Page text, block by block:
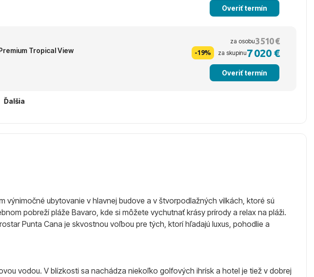
Overiť termín
Tropical View
za osobu3 510 €
-19% za skupinu7 020 €
Overiť termín
Ďalšia
ubytovanie v hlavnej budove a v štvorpodlažných vilkách, ktoré sú
pobreží pláže Bavaro, kde si môžete vychutnať krásy prírody a relax na pláži.
Punta Cana je skvostnou voľbou pre tých, ktorí hľadajú luxus, pohodlie a
vodou. V blízkosti sa nachádza niekoľko golfových ihrísk a hotel je tiež v dobrej